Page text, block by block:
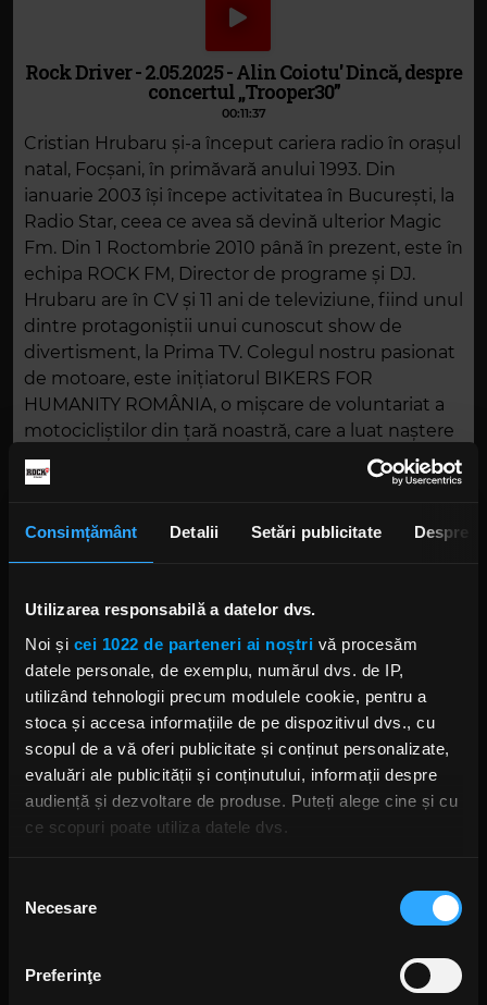
Consimțământ Detalii Setări publicitate Despre
Utilizarea responsabilă a datelor dvs.
Noi și cei 1022 de parteneri ai noștri vă procesăm
datele personale, de exemplu, numărul dvs. de IP,
utilizând tehnologii precum modulele cookie, pentru a
stoca și accesa informațiile de pe dispozitivul dvs., cu
scopul de a vă oferi publicitate și conținut personalizate,
evaluări ale publicității și conținutului, informații despre
audiență și dezvoltare de produse. Puteți alege cine și cu
ce scopuri poate utiliza datele dvs.
Să colectăm informațiile cu privire la locația dvs.
Să vă identificăm dispozitivul scanândul-l în mod
activ după caracteristici specifice (amprentare)
consimțământului
Necesare
Preferinţe
Rock Driver - 2.05.2025 - Alin Coiotu' Dincă, despre
concertul „Trooper30”
00:11:37
Cristian Hrubaru și-a început cariera radio în orașul
natal, Focșani, în primăvară anului 1993. Din
ianuarie 2003 își începe activitatea în București, la
Radio Star, ceea ce avea să devină ulterior Magic
Fm. Din 1 Roctombrie 2010 până în prezent, este în
echipa ROCK FM, Director de programe și DJ.
Hrubaru are în CV și 11 ani de televiziune, fiind unul
dintre protagoniștii unui cunoscut show de
divertisment, la Prima TV. Colegul nostru pasionat
de motoare, este inițiatorul BIKERS FOR
HUMANITY ROMÂNIA, o mișcare de voluntariat a
motocicliștilor din țară noastră, care a luat naștere
în 2016 (bikersforhumanity.ro). Pe Hrubaru îl puteți
ascultă pe frecventele ROCK FM, de luni până
Alte podcasturi
Rock Driver - 14.07.2026 - Liviu
Condurache, despre Bucovina Motor Fest
2026
14 IULIE 2026 –00:09:12
Rock Driver - 9.07.2026 - Mirela Caracote &
Mihai Stan, despre Bucharest Town
Rock Driver - 30.06.2026 - 7th Boulevard și